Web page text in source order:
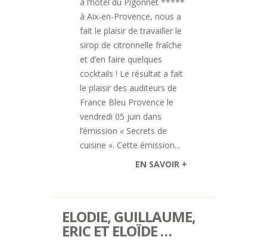
à Aix-en-Provence, nous a
fait le plaisir de travailler le
sirop de citronnelle fraîche
et d’en faire quelques
cocktails ! Le résultat a fait
le plaisir des auditeurs de
France Bleu Provence le
vendredi 05 juin dans
l’émission « Secrets de
cuisine ». Cette émission...
EN SAVOIR +
ELODIE, GUILLAUME,
ERIC ET ELOÏDE …